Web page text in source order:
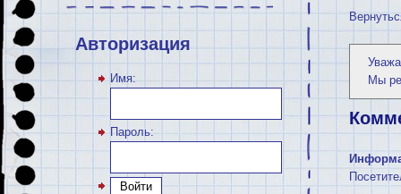
Авторизация
Имя:
Пароль:
Войти
Мы